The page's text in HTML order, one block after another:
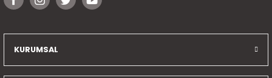
KURUMSAL